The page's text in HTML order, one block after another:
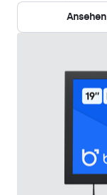
Ansehen